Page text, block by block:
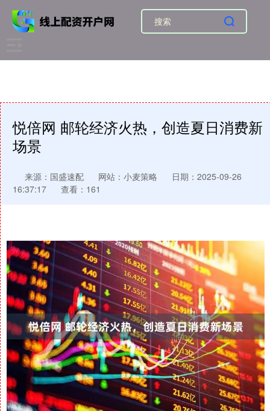
悦倍网 邮轮经济火热，创造夏日消费新
场景
来源：国盛速配 网站：小麦策略
日期：2025-09-26
16:37:17
查看：161